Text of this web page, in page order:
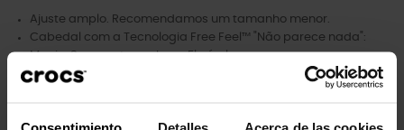
Consentimiento Detalles Acerca de las cookies
Ajuste amplo. Recomendamos um tamanho menor.
Cabedal com a Tecnologia Free Feel™ "Não parece nada":
Macio. Sem costuras. Leve. Flexível.
Croslite™ integrado para conforto o dia todo